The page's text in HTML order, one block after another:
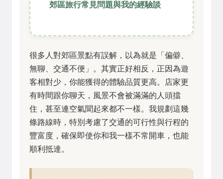
郊區旅行常見問題與我的經驗談
很多人對郊區景點有誤解，以為就是「偏僻、
無聊、交通不便」。其實正好相反，正因為遊
客相對少，你能獲得的體驗品質更高。店家更
有時間跟你聊天，風景不會被滿滿的人頭擋
住，甚至連空氣聞起來都不一樣。我規劃這幾
條路線時，特別考慮了交通的可行性與行程的
豐富度，確保即使你和我一樣不常開車，也能
順利抵達。